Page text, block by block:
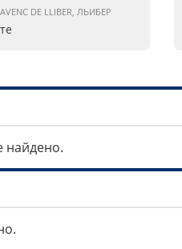
DE LLIBER, ЛЬИБЕР
найдено.